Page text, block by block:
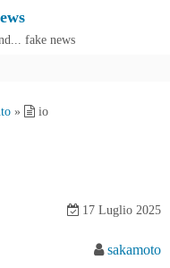
fake news
» io
17 Luglio 2025
sakamoto